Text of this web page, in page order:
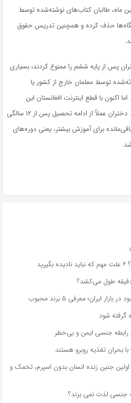
این ماه، طالبان کتاب‌های نوشته‌شده توسط
حذف کرده و همچنین تدریس حقوق
پس از پایه ششم را ممنوع کردند، بسیاری
توسط معلمان خارج از کشور یا
اکنون با قطع اینترنت افغانستان این
فرصت نیز به خطر افتاده است. دختران عملاً از ادامه تحصیل پس از ۱۲ سالگی
برای آموزش بیشتر، یعنی دوره‌های
طول می‌کشد؟
ایران؛ معرفی ۵ برند محبوب
گرفته شود
رابطه جنسی ایمن و بی‌خطر
بحران تغذیه روبرو هستند
اولین جنین زنده انسان بدون اسپرم، تخمک و
جنسی لذت نمی برند؟